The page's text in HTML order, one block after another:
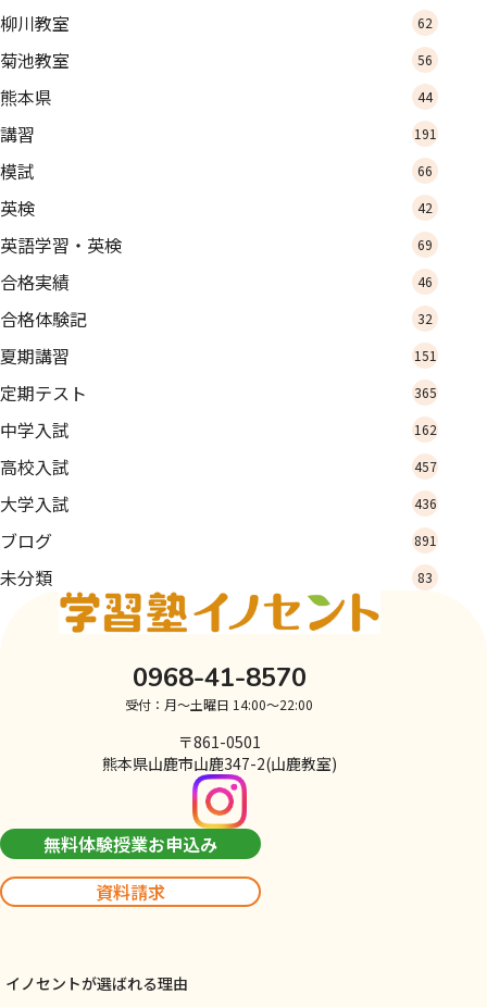
柳川教室 62
菊池教室 56
熊本県 44
講習 191
模試 66
英検 42
英語学習・英検 69
合格実績 46
合格体験記 32
夏期講習 151
定期テスト 365
中学入試 162
高校入試 457
大学入試 436
ブログ 891
未分類 83
0968-41-8570
受付：月～土曜日 14:00～22:00
〒861-0501
熊本県山鹿市山鹿347-2(山鹿教室)
無料体験授業お申込み
資料請求
イノセントが選ばれる理由